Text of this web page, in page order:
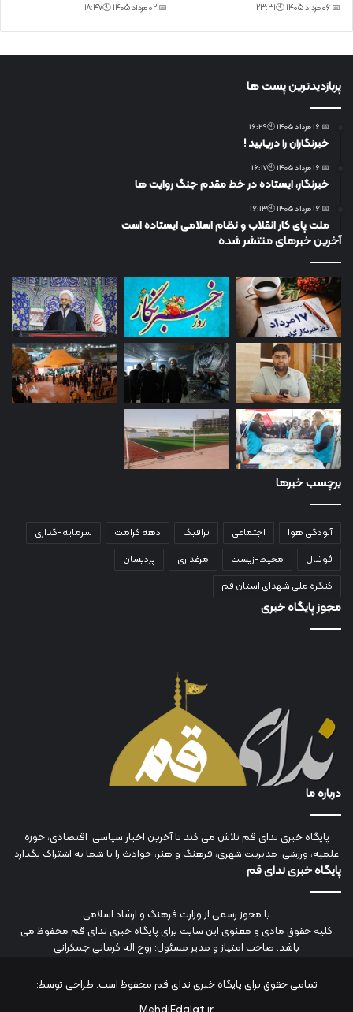
📅 06 مرداد 1405 🕙23:31 📅 02 مرداد 1405 🕙18:47
پربازدیدترین پست ها
📅 16 مرداد 1405 🕙16:29
خبرنگاران را دریابید !
📅 16 مرداد 1405 🕙16:17
خبرنگار، ایستاده در خط مقدم جنگ روایت ها
📅 16 مرداد 1405 🕙16:13
ملت پای کار انقلاب و نظام اسلامی ایستاده است
آخرین خبرهای منتشر شده
برچسب خبرها
آلودگی هوا اجتماعی ترافیک دهه کرامت
سرمایه-گذاری
فوتبال
محیط-زیست مرغداری
پردیسان
کنگره ملی شهدای استان قم
مجوز پایگاه خبری
درباره ما
پایگاه خبری ندای قم تلاش می کند تا آخرین اخبار سیاسی، اقتصادی، حوزه
علمیه، ورزشی، مدیریت شهری، فرهنگ و هنر، حوادث را با شما به اشتراک بگذارد
پایگاه خبری ندای قم
با مجوز رسمی از وزارت فرهنگ و ارشاد اسلامی
کلیه حقوق مادی و معنوی این سایت برای پایگاه خبری ندای قم محفوظ می
باشد. صاحب امتیاز و مدیر مسئول: روح اله کرمانی جمکرانی
تمامی حقوق برای پایگاه خبری ندای قم محفوظ است. طراحی توسط: